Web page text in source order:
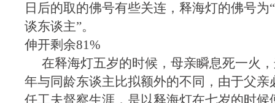
日后的取的佛号有些关连，释海灯的佛号为
谈东谈主”。
伸开剩余81%
在释海灯五岁的时候，母亲瞬息死一火
年与同龄东谈主比拟额外的不同，由于父亲
任工夫督察生涯，是以释海灯在七岁的时候